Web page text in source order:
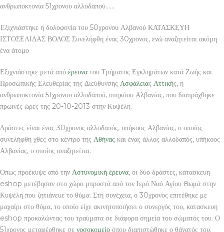
ανθρωποκτονία 51χρονου αλλοδαπού……
Εξιχνιάστηκε η δολοφονία του 50χρονου Αλβανού ΚΑΤΑΣΚΕΥΗ
ΙΣΤΟΣΕΛΙΔΑΣ ΒΟΛΟΣ Συνελήφθη ένας 30χρονος, ενώ αναζητείται ακόμη
ένα άτομο
Εξιχνιάστηκε μετά από έρευνα του Τμήματος Εγκλημάτων κατά Ζωής και
Προσωπικής Ελευθερίας της Διεύθυνσης Ασφάλειας Αττικής, η
ανθρωποκτονία 51χρονου αλλοδαπού, υπηκόου Αλβανίας, που διαπράχθηκε
πρωινές ώρες της 20-10-2013 στην Κυψέλη.
Δράστες είναι ένας 30χρονος αλλοδαπός, υπήκοος Αλβανίας, ο οποίος
συνελήφθη χθες στο κέντρο της Αθήνας και ένας άλλος αλλοδαπός, υπήκοος
Αλβανίας, ο οποίος αναζητείται.
Όπως προέκυψε από την Αστυνομική έρευνα, οι δύο δράστες, κατασκευη
eshop μετέβησαν στο χώρο μπροστά από τον Ιερό Ναό Αγίου Θωμά στην
Κυψέλη που ζητιάνευε το θύμα. Στη συνέχεια, ο 30χρονος επιτέθηκε με
μαχαίρι στο θύμα, το οποίο είχε ακινητοποιήσει ο συνεργός του, κατασκευη
eshop προκαλώντας του τραύματα σε διάφορα σημεία του σώματός του. Ο
51χρονος μεταφέρθηκε σε νοσοκομείο όπου διαπιστώθηκε ο θάνατός του.